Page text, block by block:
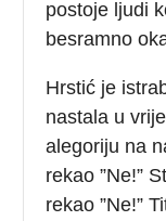
postoje ljudi
besramno
Hrstić je
nastala u
alegoriju na
rekao ”Ne!”
rekao ”Ne!”